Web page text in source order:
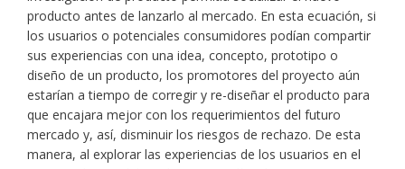
producto antes de lanzarlo al mercado. En esta ecuación, si
los usuarios o potenciales consumidores podían compartir
sus experiencias con una idea, concepto, prototipo o
diseño de un producto, los promotores del proyecto aún
estarían a tiempo de corregir y re-diseñar el producto para
que encajara mejor con los requerimientos del futuro
mercado y, así, disminuir los riesgos de rechazo. De esta
manera, al explorar las experiencias de los usuarios en el